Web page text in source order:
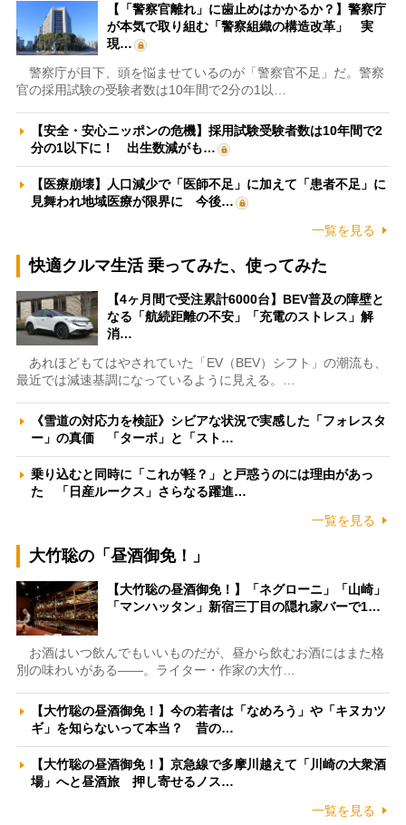
【「警察官離れ」に歯止めはかかるか？】警察庁
が本気で取り組む「警察組織の構造改革」 実
現…
警察庁が目下、頭を悩ませているのが「警察官不足」だ。警察
官の採用試験の受験者数は10年間で2分の1以…
【安全・安心ニッポンの危機】採用試験受験者数は10年間で2
分の1以下に！ 出生数減がも…
【医療崩壊】人口減少で「医師不足」に加えて「患者不足」に
見舞われ地域医療が限界に 今後…
一覧を見る
快適クルマ生活 乗ってみた、使ってみた
【4ヶ月間で受注累計6000台】BEV普及の障壁と
なる「航続距離の不安」「充電のストレス」解
消…
あれほどもてはやされていた「EV（BEV）シフト」の潮流も、
最近では減速基調になっているように見える。…
《雪道の対応力を検証》シビアな状況で実感した「フォレスタ
ー」の真価 「ターボ」と「スト…
乗り込むと同時に「これが軽？」と戸惑うのには理由があっ
た 「日産ルークス」さらなる躍進…
一覧を見る
大竹聡の「昼酒御免！」
【大竹聡の昼酒御免！】「ネグローニ」「山崎」
「マンハッタン」新宿三丁目の隠れ家バーで1…
お酒はいつ飲んでもいいものだが、昼から飲むお酒にはまた格
別の味わいがある――。ライター・作家の大竹…
【大竹聡の昼酒御免！】今の若者は「なめろう」や「キヌカツ
ギ」を知らないって本当？ 昔の…
【大竹聡の昼酒御免！】京急線で多摩川越えて「川崎の大衆酒
場」へと昼酒旅 押し寄せるノス…
一覧を見る